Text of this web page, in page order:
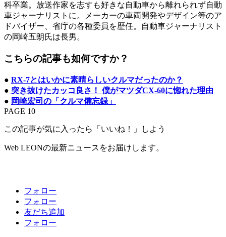
科卒業。放送作家を志すも好きな自動車から離れられず自動
車ジャーナリストに。メーカーの車両開発やデザイン等のア
ドバイザー、省庁の各種委員を歴任。自動車ジャーナリスト
の岡崎五朗氏は長男。
こちらの記事も如何ですか？
● RX-7とはいかに素晴らしいクルマだったのか？
● 突き抜けたカッコ良さ！ 僕がマツダCX-60に惚れた理由
● 岡崎宏司の「クルマ備忘録」
PAGE 10
この記事が気に入ったら「いいね！」しよう
Web LEONの最新ニュースをお届けします。
フォロー
フォロー
友だち追加
フォロー